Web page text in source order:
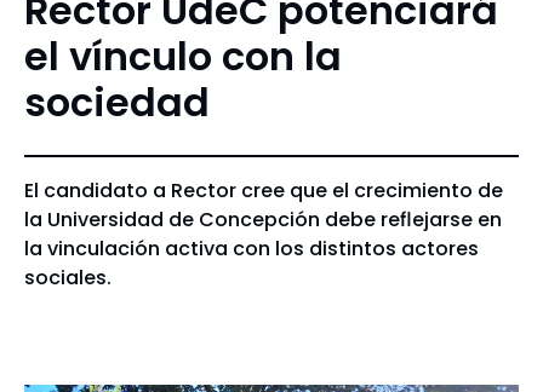
el vínculo con la
sociedad
El candidato a Rector cree que el crecimiento de
la Universidad de Concepción debe reflejarse en
la vinculación activa con los distintos actores
sociales.